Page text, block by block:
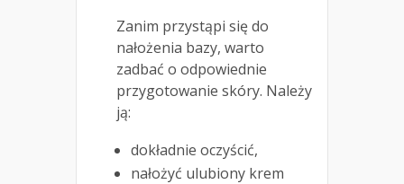
Zanim przystąpi się do
nałożenia bazy, warto
zadbać o odpowiednie
przygotowanie skóry. Należy
ją:
dokładnie oczyścić,
nałożyć ulubiony krem